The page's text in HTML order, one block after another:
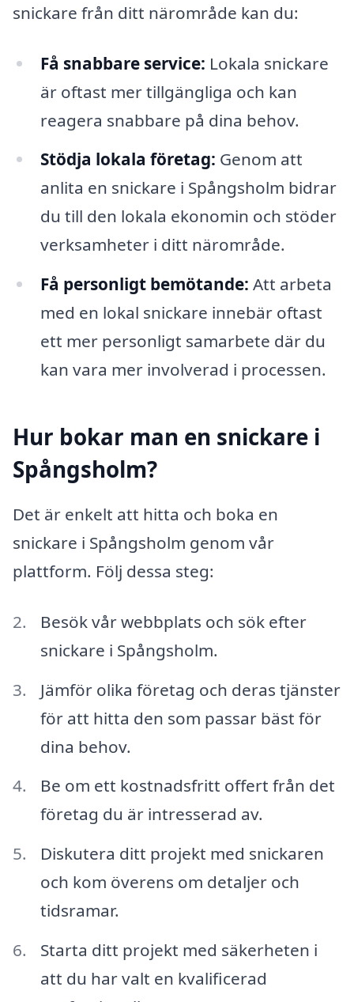
snickare från ditt närområde kan du:
Få snabbare service: Lokala snickare
är oftast mer tillgängliga och kan
reagera snabbare på dina behov.
Stödja lokala företag: Genom att
anlita en snickare i Spångsholm bidrar
du till den lokala ekonomin och stöder
verksamheter i ditt närområde.
Få personligt bemötande: Att arbeta
med en lokal snickare innebär oftast
ett mer personligt samarbete där du
kan vara mer involverad i processen.
Hur bokar man en snickare i
Spångsholm?
Det är enkelt att hitta och boka en
snickare i Spångsholm genom vår
plattform. Följ dessa steg:
Besök vår webbplats och sök efter
snickare i Spångsholm.
Jämför olika företag och deras tjänster
för att hitta den som passar bäst för
dina behov.
Be om ett kostnadsfritt offert från det
företag du är intresserad av.
Diskutera ditt projekt med snickaren
och kom överens om detaljer och
tidsramar.
Starta ditt projekt med säkerheten i
att du har valt en kvalificerad